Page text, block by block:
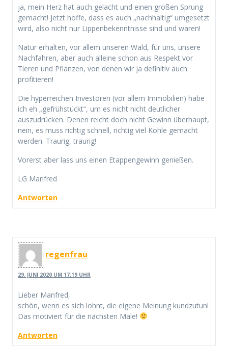
ja, mein Herz hat auch gelacht und einen großen Sprung
gemacht! Jetzt hoffe, dass es auch „nachhaltig“ umgesetzt
wird, also nicht nur Lippenbekenntnisse sind und waren!
Natur erhalten, vor allem unseren Wald, für uns, unsere
Nachfahren, aber auch alleine schon aus Respekt vor
Tieren und Pflanzen, von denen wir ja definitiv auch
profitieren!
Die hyperreichen Investoren (vor allem Immobilien) habe
ich eh „gefrühstückt“, um es nicht nicht deutlicher
auszudrücken. Denen reicht doch nicht Gewinn überhaupt,
nein, es muss richtig schnell, richtig viel Kohle gemacht
werden. Traurig, traurig!
Vorerst aber lass uns einen Etappengewinn genießen.
LG Manfred
Antworten
regenfrau
29. JUNI 2020 UM 17:19 UHR
Lieber Manfred,
schön, wenn es sich lohnt, die eigene Meinung kundzutun!
Das motiviert für die nächsten Male!
Antworten